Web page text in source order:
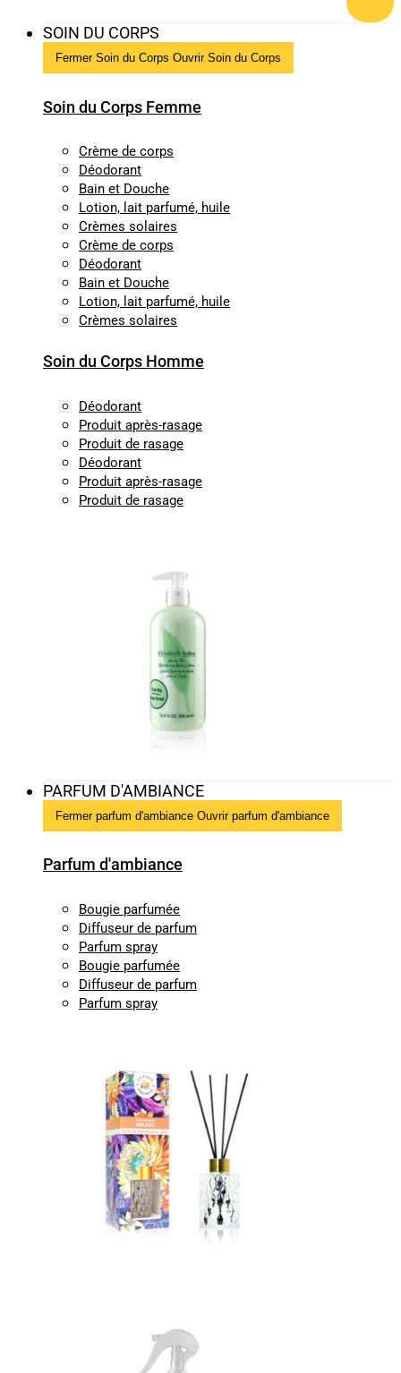
SOIN DU CORPS
Fermer Soin du Corps Ouvrir Soin du Corps
Soin du Corps Femme
Crème de corps
Déodorant
Bain et Douche
Lotion, lait parfumé, huile
Crèmes solaires
Crème de corps
Déodorant
Bain et Douche
Lotion, lait parfumé, huile
Crèmes solaires
Soin du Corps Homme
Déodorant
Produit après-rasage
Produit de rasage
Déodorant
Produit après-rasage
Produit de rasage
PARFUM D'AMBIANCE
Fermer parfum d'ambiance Ouvrir parfum d'ambiance
Parfum d'ambiance
Bougie parfumée
Diffuseur de parfum
Parfum spray
Bougie parfumée
Diffuseur de parfum
Parfum spray